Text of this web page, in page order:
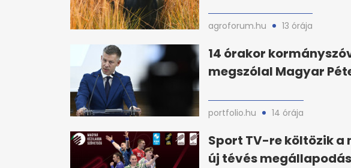
agroforum.hu 13 órája
14 órakor
megszólal Magyar
portfolio.hu 14 órája
Sport TV-re költözik
új tévés megállapodás